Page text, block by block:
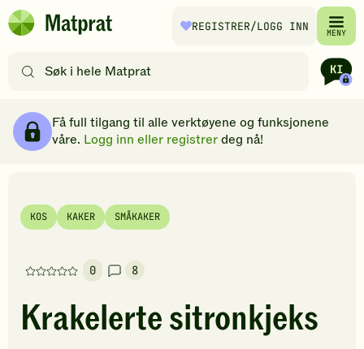
Hopp til hovedinnhold
Matprat
REGISTRER/LOGG INN MENY
etter
filtre
Få full tilgang til alle verktøyene og funksjonene
våre. Logg inn eller registrerdeg nå!
KOS KAKER SMÅKAKER
0
Denne
har
foreløpig
8
Krakelerte sitronkjeks